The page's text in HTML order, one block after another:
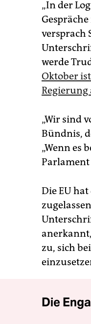
„In der
versprach
werde
Oktober
Regierung
„Wir sind
Bündnis,
„Wenn es
Parlament
Die EU
zu, sich
Die